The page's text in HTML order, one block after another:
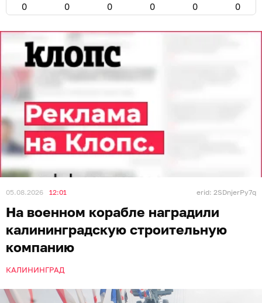
0 0 0 0 0 0
05.08.2026 12:01 erid: 2SDnjerPy7q
На военном корабле наградили
калининградскую строительную
компанию
КАЛИНИНГРАД